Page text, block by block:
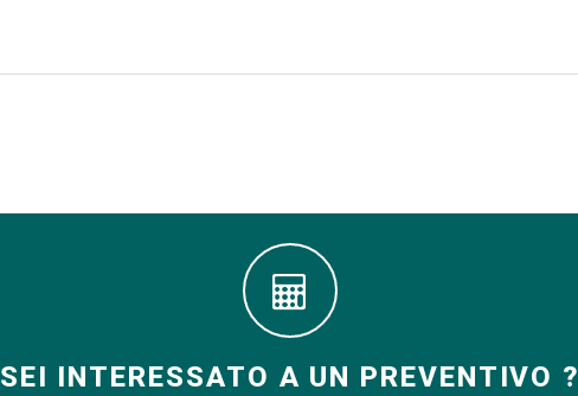
SEI INTERESSATO A UN PREVENTIVO ?